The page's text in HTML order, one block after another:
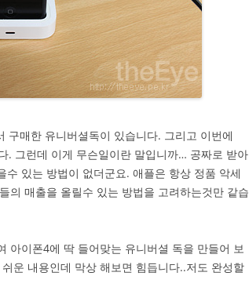
구매한 유니버셜독이 있습니다. 그리고 이번에
. 그런데 이게 무슨일이란 말입니까… 공짜로 받아
있는 방법이 없더군요. 애플은 항상 정품 악세
의 매출을 올릴수 있는 방법을 고려하는것만 같습
아이폰4에 딱 들어맞는 유니버셜 독을 만들어 보
운 내용인데 막상 해보면 힘듭니다..저도 완성할